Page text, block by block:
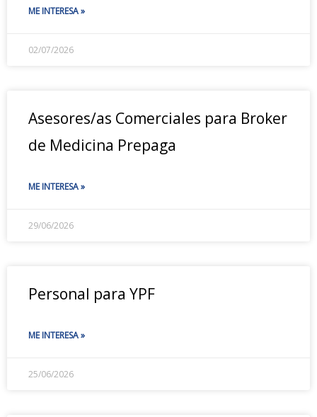
ME INTERESA »
02/07/2026
Asesores/as Comerciales para Broker
de Medicina Prepaga
ME INTERESA »
29/06/2026
Personal para YPF
ME INTERESA »
25/06/2026